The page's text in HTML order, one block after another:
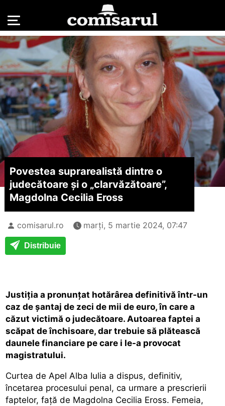
Povestea suprarealistă dintre o
judecătoare și o „clarvăzătoare”,
Magdolna Cecilia Eross
comisarul.ro marți, 5 martie 2024, 07:47
Distribuie
Justiția a pronunțat hotărârea definitivă într-un
caz de șantaj de zeci de mii de euro, în care a
căzut victimă o judecătoare. Autoarea faptei a
scăpat de închisoare, dar trebuie să plătească
daunele financiare pe care i le-a provocat
magistratului.
Curtea de Apel Alba Iulia a dispus, definitiv,
încetarea procesului penal, ca urmare a prescrierii
faptelor, faţă de Magdolna Cecilia Eross. Femeia,